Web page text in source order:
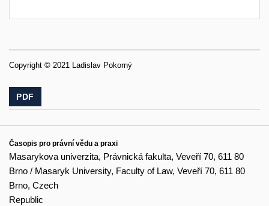
Copyright © 2021 Ladislav Pokorný
PDF
Časopis pro právní vědu a praxi
Masarykova univerzita, Právnická fakulta, Veveří 70, 611 80
Brno / Masaryk University, Faculty of Law, Veveří 70, 611 80
Brno, Czech
Republic